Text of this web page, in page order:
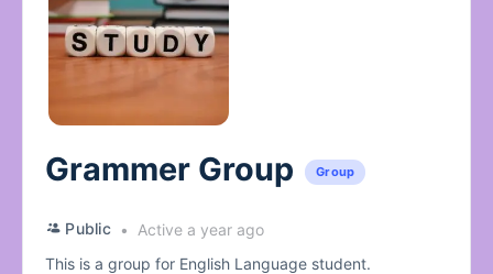
Grammer Group Group
Public
Active a year ago
This is a group for English Language student.